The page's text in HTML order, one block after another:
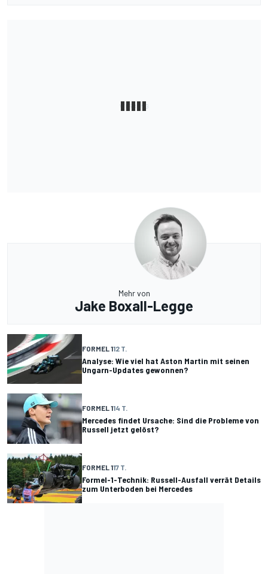
Mehr von
Jake Boxall-Legge
FORMEL 112 T.
Analyse: Wie viel hat Aston Martin mit seinen
Ungarn-Updates gewonnen?
FORMEL 114 T.
Mercedes findet Ursache: Sind die Probleme von
Russell jetzt gelöst?
FORMEL 117 T.
Formel-1-Technik: Russell-Ausfall verrät Details
zum Unterboden bei Mercedes